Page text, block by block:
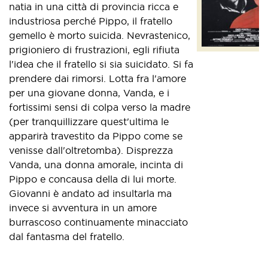
natia in una città di provincia ricca e
industriosa perché Pippo, il fratello
gemello è morto suicida. Nevrastenico,
prigioniero di frustrazioni, egli rifiuta
l'idea che il fratello si sia suicidato. Si fa
prendere dai rimorsi. Lotta fra l'amore
per una giovane donna, Vanda, e i
fortissimi sensi di colpa verso la madre
(per tranquillizzare quest'ultima le
apparirà travestito da Pippo come se
venisse dall'oltretomba). Disprezza
Vanda, una donna amorale, incinta di
Pippo e concausa della di lui morte.
Giovanni è andato ad insultarla ma
invece si avventura in un amore
burrascoso continuamente minacciato
dal fantasma del fratello.